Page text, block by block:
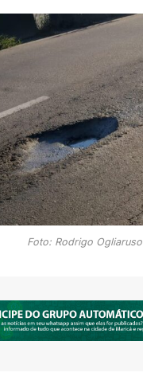
Foto: Rodrigo Ogliaruso